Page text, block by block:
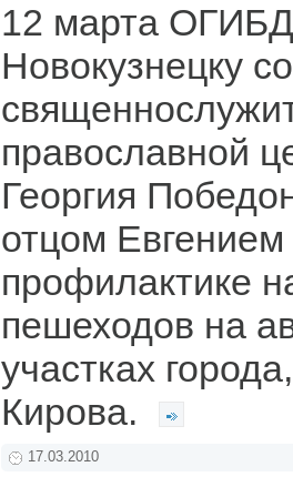
12 марта
Новокузнецку
православной
Георгия
отцом
профилактике
пешеходов на
участках
Кирова.
17.03.2010